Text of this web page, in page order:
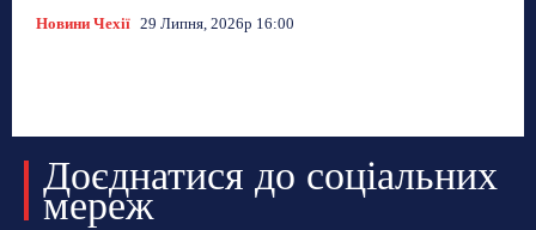
Новини Чехії 29 Липня, 2026р 16:00
Доєднатися до соціальних
мереж